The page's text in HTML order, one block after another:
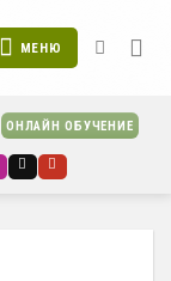
МЕНЮ
ОНЛАЙН ОБУЧЕНИЕ